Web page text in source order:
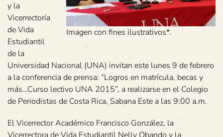
Imagen con fines ilustrativos*.
y la
Vicerrectoría
de Vida
Estudiantil
de la
Universidad Nacional (UNA) invitan este lunes 9 de febrero
a la conferencia de prensa: “Logros en matrícula, becas y
más…Curso lectivo UNA 2015”, a realizarse en el Colegio
de Periodistas de Costa Rica, Sabana Este a las 9:00 a.m.
El Vicerrector Académico Francisco González, la